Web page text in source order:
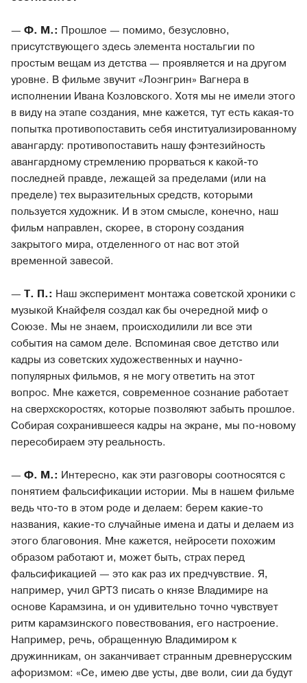
— Ф. М.: Прошлое — помимо, безусловно,
присутствующего здесь элемента ностальгии по
простым вещам из детства — проявляется и на другом
уровне. В фильме звучит «Лоэнгрин» Вагнера в
исполнении Ивана Козловского. Хотя мы не имели этого
в виду на этапе создания, мне кажется, тут есть какая-то
попытка противопоставить себя институализированному
авангарду: противопоставить нашу фэнтезийность
авангардному стремлению прорваться к какой-то
последней правде, лежащей за пределами (или на
пределе) тех выразительных средств, которыми
пользуется художник. И в этом смысле, конечно, наш
фильм направлен, скорее, в сторону создания
закрытого мира, отделенного от нас вот этой
временной завесой.
— Т. П.: Наш эксперимент монтажа советской хроники с
музыкой Кнайфеля создал как бы очередной миф о
Союзе. Мы не знаем, происходилили ли все эти
события на самом деле. Вспоминая свое детство или
кадры из советских художественных и научно-
популярных фильмов, я не могу ответить на этот
вопрос. Мне кажется, современное сознание работает
на сверхскоростях, которые позволяют забыть прошлое.
Собирая сохранившееся кадры на экране, мы по-новому
пересобираем эту реальность.
— Ф. М.: Интересно, как эти разговоры соотносятся с
понятием фальсификации истории. Мы в нашем фильме
ведь что-то в этом роде и делаем: берем какие-то
названия, какие-то случайные имена и даты и делаем из
этого благовония. Мне кажется, нейросети похожим
образом работают и, может быть, страх перед
фальсификацией — это как раз их предчувствие. Я,
например, учил GPT3 писать о князе Владимире на
основе Карамзина, и он удивительно точно чувствует
ритм карамзинского повествования, его настроение.
Например, речь, обращенную Владимиром к
дружинникам, он заканчивает странным древнерусским
афоризмом: «Се, имею две усты, две воли, сии да будут